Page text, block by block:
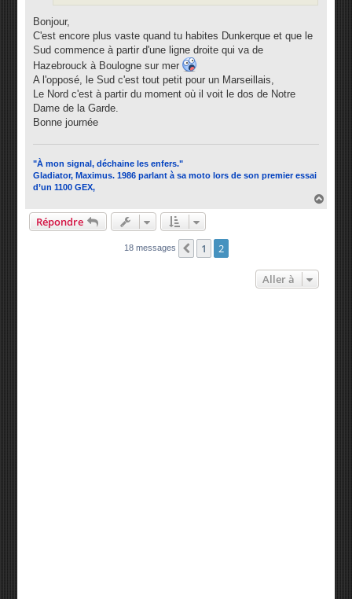
Bonjour,
C'est encore plus vaste quand tu habites Dunkerque et que le
Sud commence à partir d'une ligne droite qui va de
Hazebrouck à Boulogne sur mer
A l'opposé, le Sud c'est tout petit pour un Marseillais,
Le Nord c'est à partir du moment où il voit le dos de Notre
Dame de la Garde.
Bonne journée
"À mon signal, déchaine les enfers."
Gladiator, Maximus. 1986 parlant à sa moto lors de son premier essai
d’un 1100 GEX,
Répondre
18 messages Précédente
1 2
Aller à